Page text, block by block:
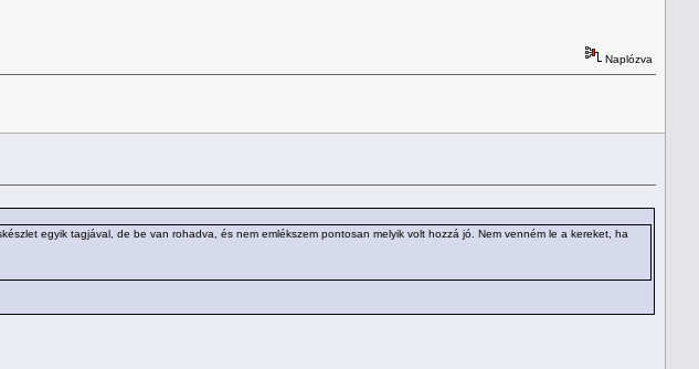
Naplózva
egyik tagjával, de be van rohadva, és nem emlékszem pontosan melyik volt hozzá jó. Nem venném le a kereket, ha